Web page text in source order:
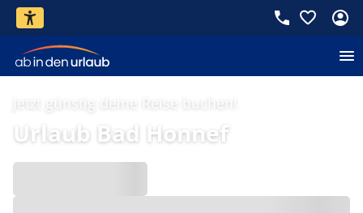
Jetzt günstig deine Reise buchen!
Urlaub Bad Honnef